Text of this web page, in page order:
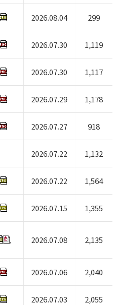
2026.08.04 299
2026.07.30 1,119
2026.07.30 1,117
2026.07.29 1,178
2026.07.27 918
2026.07.22 1,132
2026.07.22 1,564
2026.07.15 1,355
2026.07.08 2,135
2026.07.06 2,040
2026.07.03 2,055